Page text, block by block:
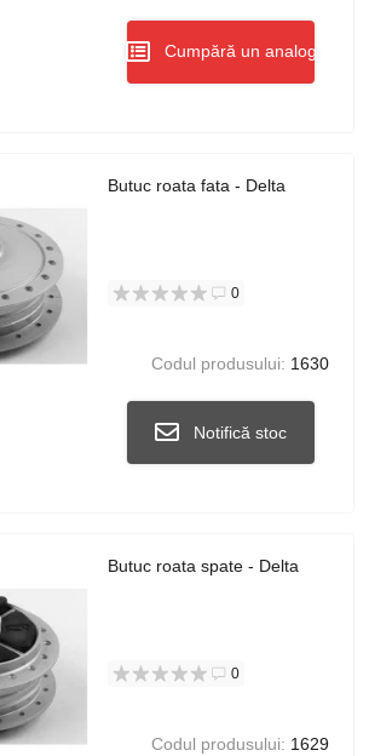
Cumpără un analog
Butuc roata fata - Delta
0
Codul produsului: 1630
Notifică stoc
Butuc roata spate - Delta
0
Codul produsului: 1629